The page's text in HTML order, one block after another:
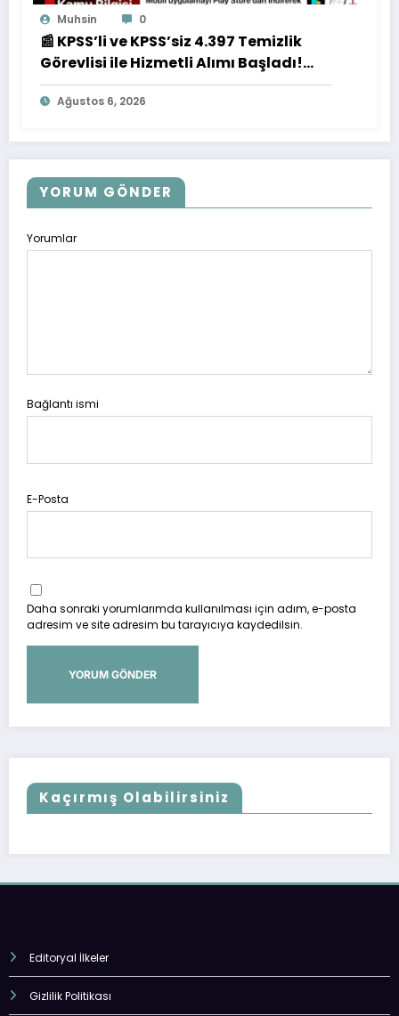
Muhsin 0
📰 KPSS’li ve KPSS’siz 4.397 Temizlik
Görevlisi ile Hizmetli Alımı Başladı!
İşte Başvuru Detayları
Ağustos 6, 2026
YORUM GÖNDER
Yorumlar
Bağlantı ismi
E-Posta
Daha sonraki yorumlarımda kullanılması için adım, e-posta
adresim ve site adresim bu tarayıcıya kaydedilsin.
Kaçırmış Olabilirsiniz
Editoryal İlkeler
Gizlilik Politikası